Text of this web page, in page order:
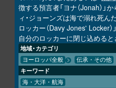
徴する預言者「ヨナ（Jonah）」
ィ・ジョーンズは海で溺れ死ん
ロッカー（Davy Jones' Locker
自分のロッカーに閉じ込めると
地域・カテゴリ
ヨーロッパ全般 伝承・その他
キーワード
海・大洋・航海